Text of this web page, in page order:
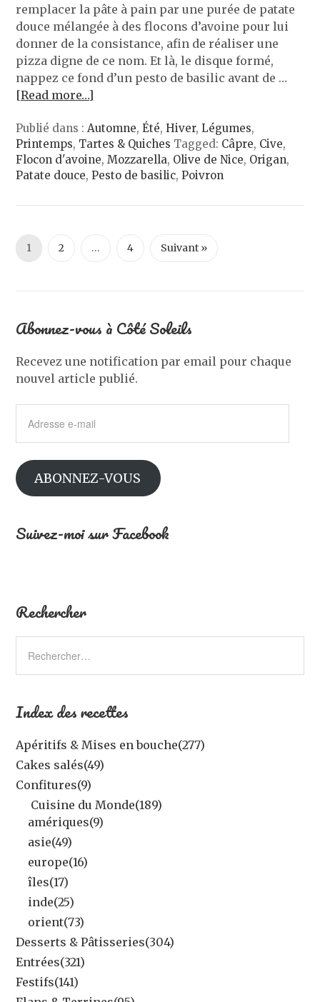
remplacer la pâte à pain par une purée de patate
douce mélangée à des flocons d’avoine pour lui
donner de la consistance, afin de réaliser une
pizza digne de ce nom. Et là, le disque formé,
nappez ce fond d’un pesto de basilic avant de …
[Read more…]
Publié dans : Automne,Été,Hiver,Légumes,
Printemps, Tartes & Quiches Tagged: Câpre, Cive,
Flocon d'avoine,Mozzarella, Olive de Nice, Origan,
Patate douce,Pesto de basilic,Poivron
1 2 … 4 Suivant »
Abonnez-vous à Côté Soleils
Recevez une notification par email pour chaque
nouvel article publié.
mail
ABONNEZ-VOUS
Suivez-moi sur Facebook
Rechercher
Index des recettes
Apéritifs & Mises en bouche(277)
Cakes salés(49)
Confitures(9)
Cuisine du Monde(189)
amériques(9)
asie(49)
europe(16)
îles(17)
inde(25)
orient(73)
Desserts & Pâtisseries(304)
Entrées(321)
Festifs(141)